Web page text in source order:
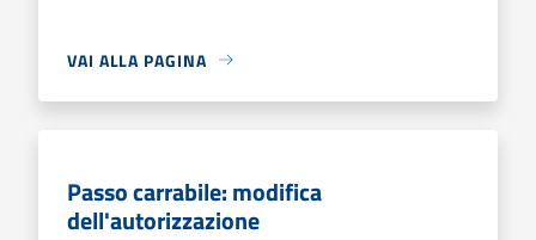
VAI ALLA PAGINA
Passo carrabile: modifica
dell'autorizzazione